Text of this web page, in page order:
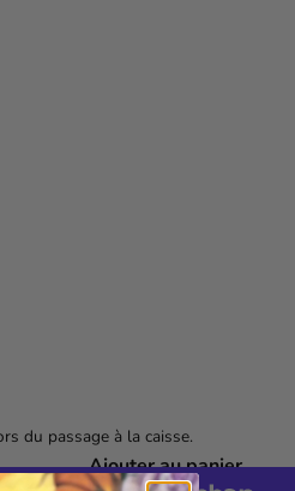
du passage à la caisse.
Ajouter au panier